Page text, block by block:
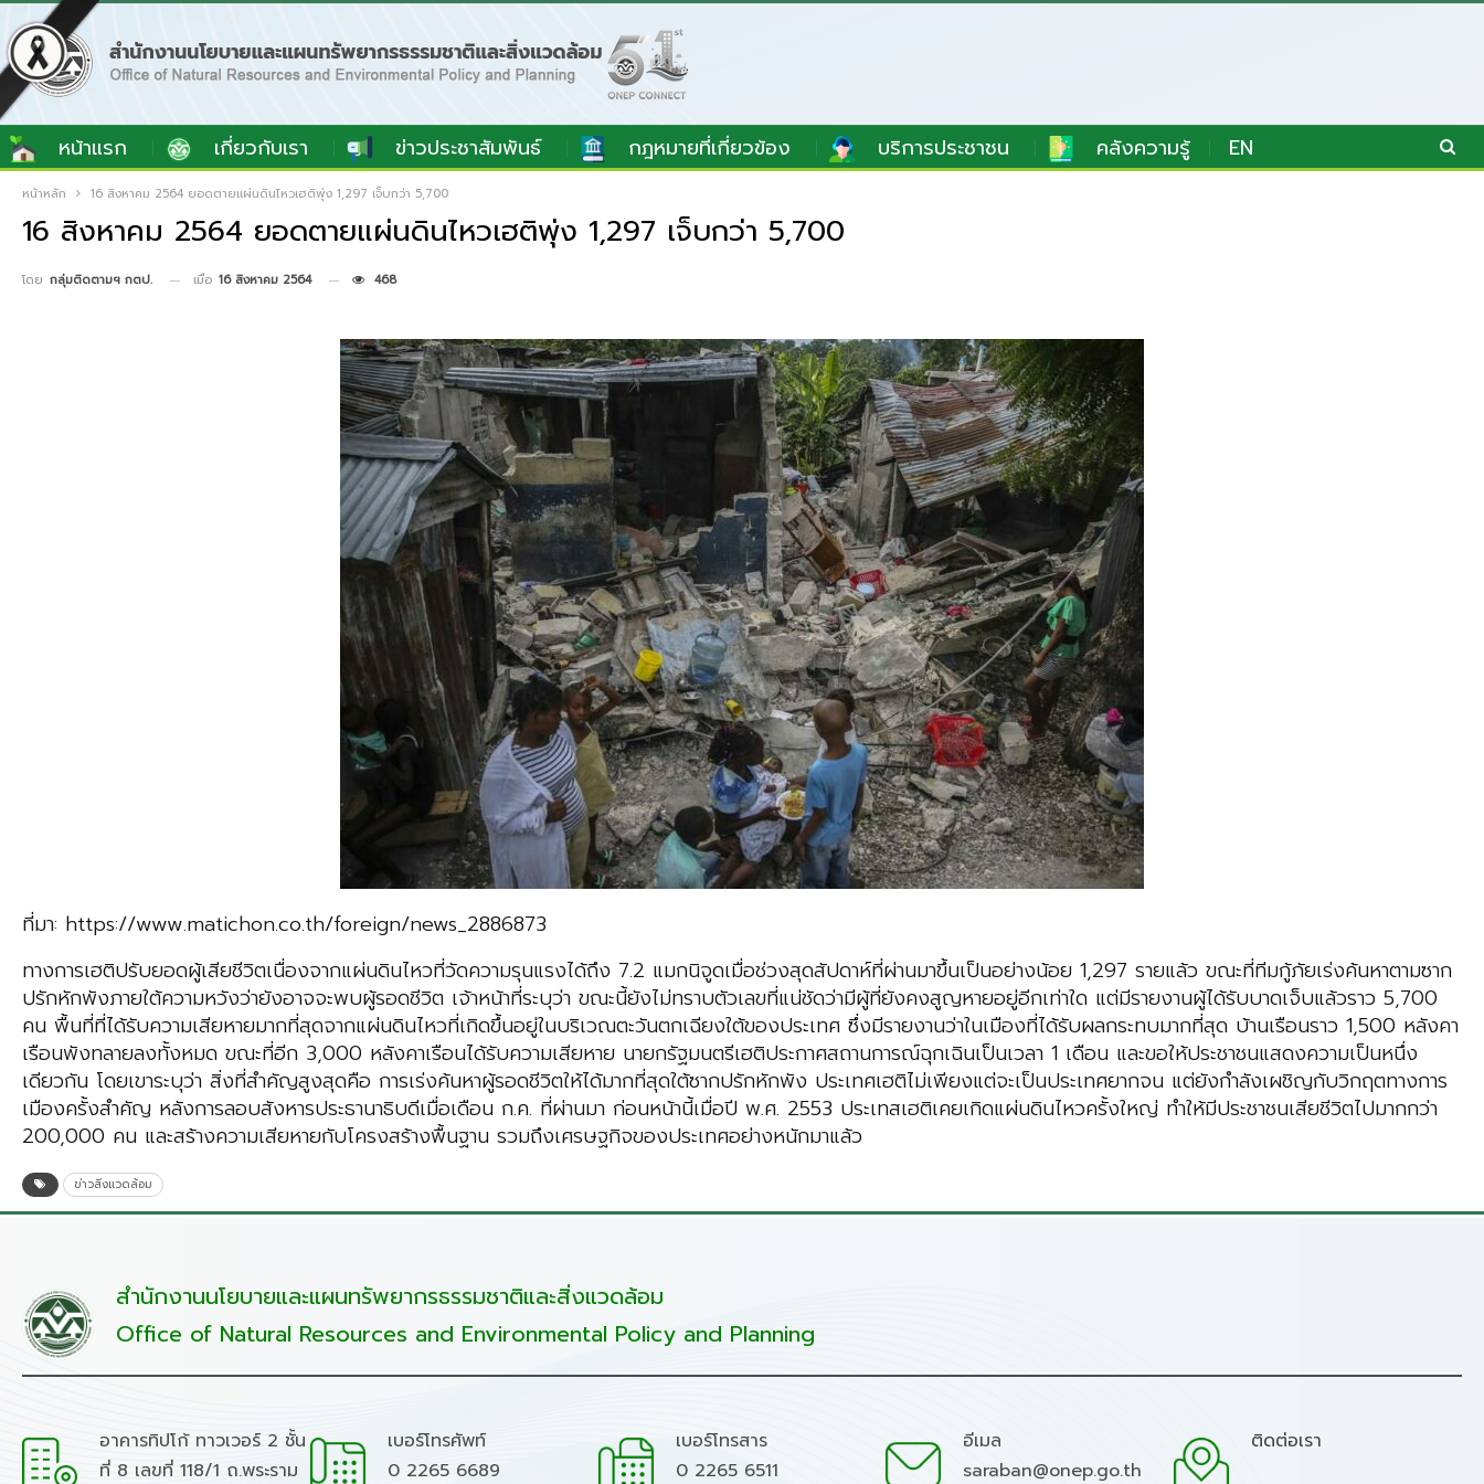
หน้าแรก เกี่ยวกับเรา ข่าวประชาสัมพันธ์ กฎหมายที่เกี่ยวข้อง บริการประชาชน คลังความรู้ EN
หน้าหลัก 16 สิงหาคม 2564 ยอดตายแผ่นดินไหวเฮติพุ่ง 1,297 เจ็บกว่า 5,700
16 สิงหาคม 2564 ยอดตายแผ่นดินไหวเฮติพุ่ง 1,297 เจ็บกว่า 5,700
โดย กลุ่มติดตามฯ กตป. เมื่อ 16 สิงหาคม 2564 468
ที่มา: https://www.matichon.co.th/foreign/news_2886873
ทางการเฮติปรับยอดผู้เสียชีวิตเนื่องจากแผ่นดินไหวที่วัดความรุนแรงได้ถึง 7.2 แมกนิจูดเมื่อช่วงสุดสัปดาห์ที่ผ่านมาขึ้นเป็นอย่างน้อย 1,297 รายแล้ว ขณะที่ทีมกู้ภัยเร่งค้นหาตามซาก
ปรักหักพังภายใต้ความหวังว่ายังอาจจะพบผู้รอดชีวิต เจ้าหน้าที่ระบุว่า ขณะนี้ยังไม่ทราบตัวเลขที่แน่ชัดว่ามีผู้ที่ยังคงสูญหายอยู่อีกเท่าใด แต่มีรายงานผู้ได้รับบาดเจ็บแล้วราว 5,700
คน พื้นที่ที่ได้รับความเสียหายมากที่สุดจากแผ่นดินไหวที่เกิดขึ้นอยู่ในบริเวณตะวันตกเฉียงใต้ของประเทศ ซึ่งมีรายงานว่าในเมืองที่ได้รับผลกระทบมากที่สุด บ้านเรือนราว 1,500 หลังคา
เรือนพังทลายลงทั้งหมด ขณะที่อีก 3,000 หลังคาเรือนได้รับความเสียหาย นายกรัฐมนตรีเฮติประกาศสถานการณ์ฉุกเฉินเป็นเวลา 1 เดือน และขอให้ประชาชนแสดงความเป็นหนึ่ง
เดียวกัน โดยเขาระบุว่า สิ่งที่สำคัญสูงสุดคือ การเร่งค้นหาผู้รอดชีวิตให้ได้มากที่สุดใต้ซากปรักหักพัง ประเทศเฮติไม่เพียงแต่จะเป็นประเทศยากจน แต่ยังกำลังเผชิญกับวิกฤตทางการ
เมืองครั้งสำคัญ หลังการลอบสังหารประธานาธิบดีเมื่อเดือน ก.ค. ที่ผ่านมา ก่อนหน้านี้เมื่อปี พ.ศ. 2553 ประเทสเฮติเคยเกิดแผ่นดินไหวครั้งใหญ่ ทำให้มีประชาชนเสียชีวิตไปมากกว่า
200,000 คน และสร้างความเสียหายกับโครงสร้างพื้นฐาน รวมถึงเศรษฐกิจของประเทศอย่างหนักมาแล้ว
ข่าวสิ่งแวดล้อม
สำนักงานนโยบายและแผนทรัพยากรธรรมชาติและสิ่งแวดล้อม
Office of Natural Resources and Environmental Policy and Planning
อาคารทิปโก้ ทาวเวอร์ 2 ชั้น
ที่ 8 เลขที่ 118/1 ถ.พระราม
เบอร์โทรศัพท์
0 2265 6689
เบอร์โทรสาร
0 2265 6511
อีเมล
saraban@onep.go.th
ติดต่อเรา